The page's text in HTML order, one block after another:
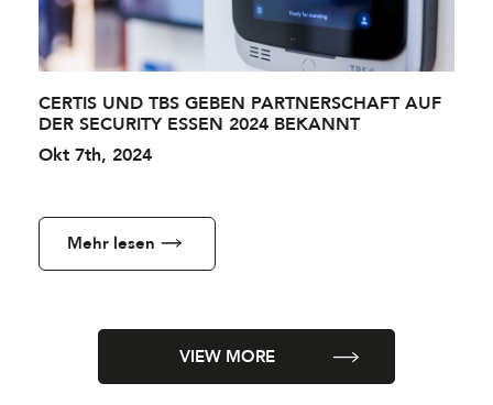
CERTIS UND TBS GEBEN PARTNERSCHAFT AUF
DER SECURITY ESSEN 2024 BEKANNT
Okt 7th, 2024
Mehr lesen
VIEW MORE